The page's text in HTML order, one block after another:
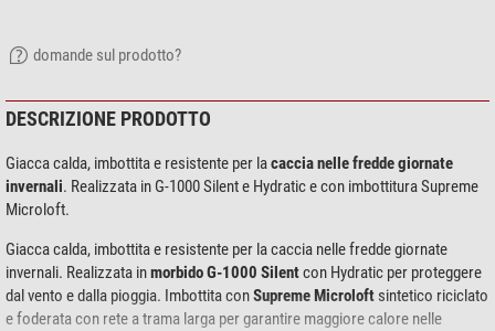
domande sul prodotto?
DESCRIZIONE PRODOTTO
Giacca calda, imbottita e resistente per lacaccia nelle fredde giornate
invernali. Realizzata in G-1000 Silent e Hydratic e con imbottitura Supreme
Microloft.
Giacca calda, imbottita e resistente per la caccia nelle fredde giornate
invernali. Realizzata inmorbido G-1000 Silentcon Hydratic per proteggere
dal vento e dalla pioggia. Imbottita conSupreme Microloft sintetico riciclato
e foderata con rete a trama larga per garantire maggiore calore nelle